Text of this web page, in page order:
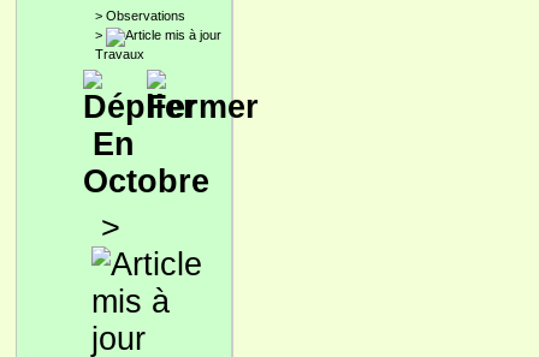
> Observations
>
Travaux
En
Octobre
>